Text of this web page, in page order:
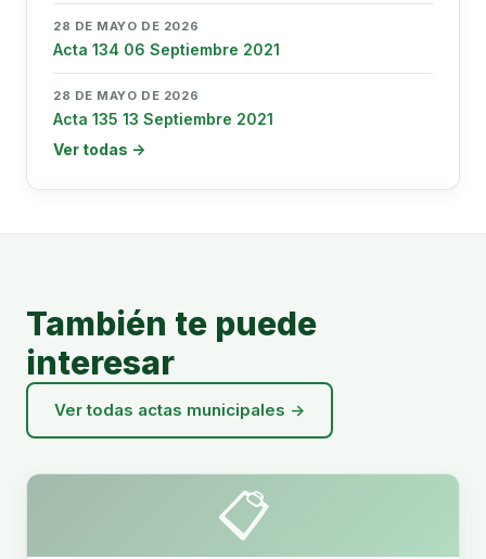
28 DE MAYO DE 2026
Acta 134 06 Septiembre 2021
28 DE MAYO DE 2026
Acta 135 13 Septiembre 2021
Ver todas →
También te puede
interesar
Ver todas actas municipales →
📋